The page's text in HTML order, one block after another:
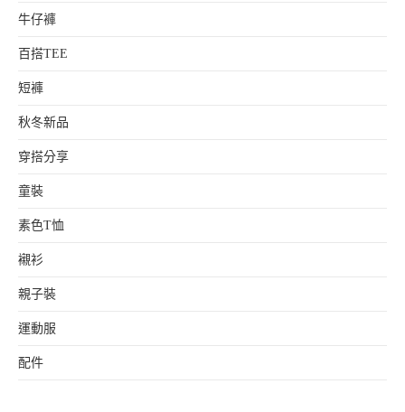
牛仔褲
百搭TEE
短褲
秋冬新品
穿搭分享
童裝
素色T恤
襯衫
親子裝
運動服
配件